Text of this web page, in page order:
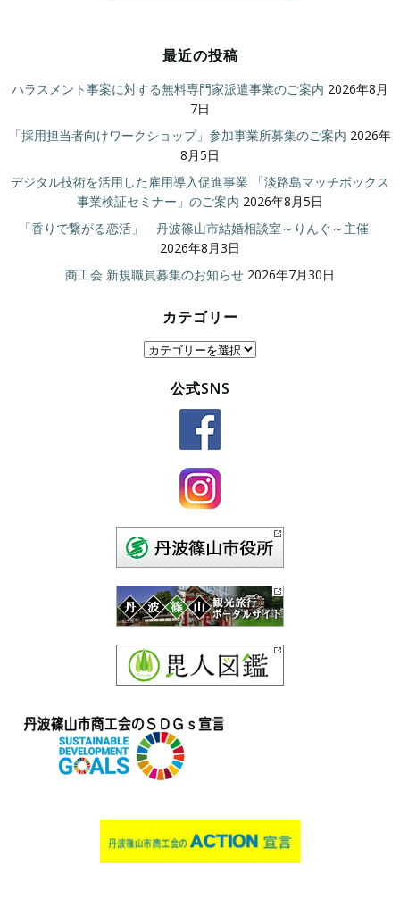
最近の投稿
ハラスメント事案に対する無料専門家派遣事業のご案内 2026年8月
7日
「採用担当者向けワークショップ」参加事業所募集のご案内 2026年
8月5日
デジタル技術を活用した雇用導入促進事業 「淡路島マッチボックス
事業検証セミナー」のご案内 2026年8月5日
「香りで繋がる恋活」 丹波篠山市結婚相談室～りんぐ～主催
2026年8月3日
商工会 新規職員募集のお知らせ 2026年7月30日
カテゴリー
カ
公式SNS